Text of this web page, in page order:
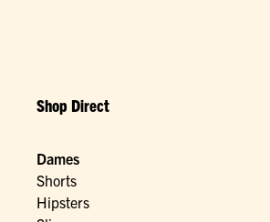
Shop Direct
Dames
Shorts
Hipsters